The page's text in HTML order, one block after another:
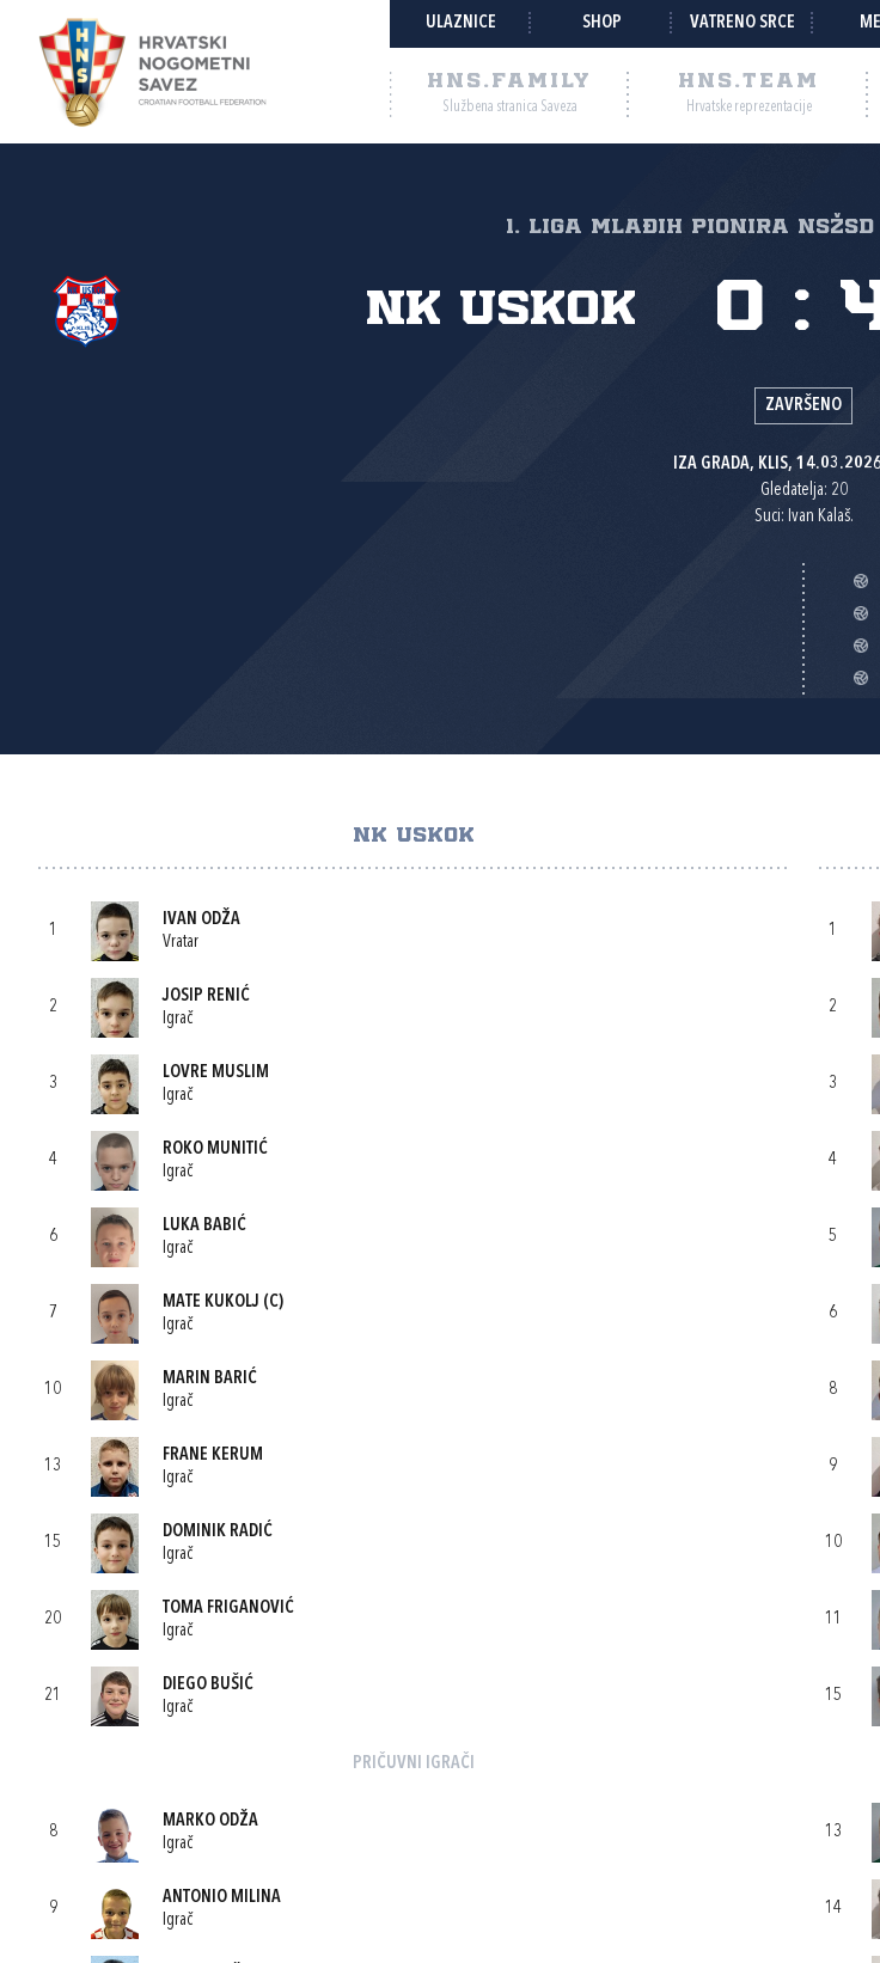
ULAZNICE SHOP VATRENO SRCE
HNS.FAMILY
Službena stranica Saveza
HNS.TEAM
Hrvatske reprezentacije
1. liga mlađih pionira NSŽSD
NK Uskok 0 :
ZAVRŠENO
IZA GRADA, KLIS,
Gledatelja: 20
Suci: Ivan Kalaš.
NK USKOK
1
IVAN ODŽA
Vratar
2
JOSIP RENIĆ
Igrač
3
LOVRE MUSLIM
Igrač
4
ROKO MUNITIĆ
Igrač
6
LUKA BABIĆ
Igrač
7
MATE KUKOLJ (C)
Igrač
10
MARIN BARIĆ
Igrač
13
FRANE KERUM
Igrač
15
DOMINIK RADIĆ
Igrač
20
TOMA FRIGANOVIĆ
Igrač
21
DIEGO BUŠIĆ
Igrač
PRIČUVNI IGRAČI
8
MARKO ODŽA
Igrač
9
ANTONIO MILINA
Igrač
1
2
3
4
5
6
8
9
10
11
15
13
14